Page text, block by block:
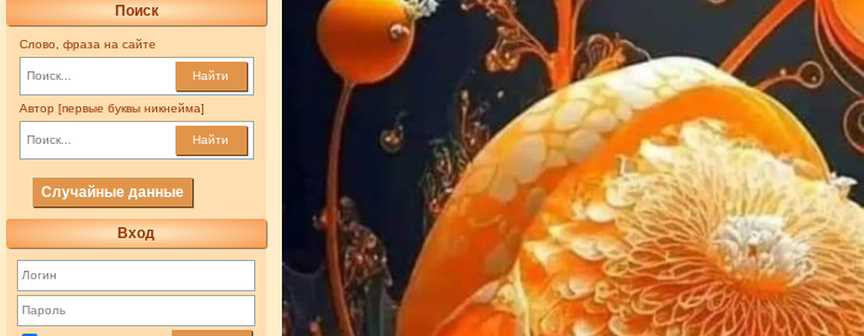
Поиск
Слово, фраза на сайте
Найти
Автор [первые буквы никнейма]
Найти
Случайные данные
Вход